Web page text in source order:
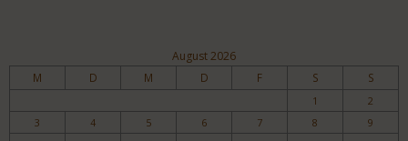
August 2026
M D M D F S S
1
2
3
4 5 6 7 8
9